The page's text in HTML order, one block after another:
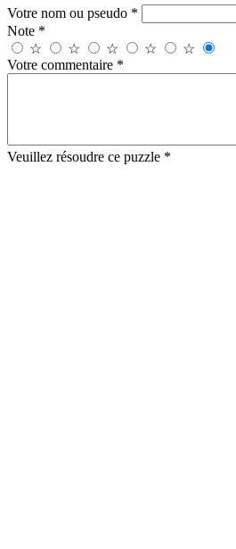
Votre nom ou pseudo *
Note *
☆
☆ ☆ ☆
☆
Votre commentaire *
Veuillez résoudre ce puzzle *